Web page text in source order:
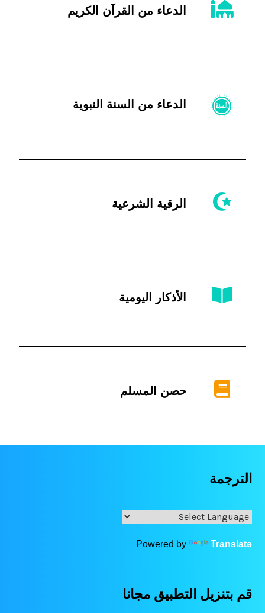
الدعاء من القرآن الكريم
الدعاء من السنة النبوية
الرقية الشرعية
الأذكار اليومية
حصن المسلم
الترجمة
Powered by Translate
قم بتنزيل التطبيق مجانا